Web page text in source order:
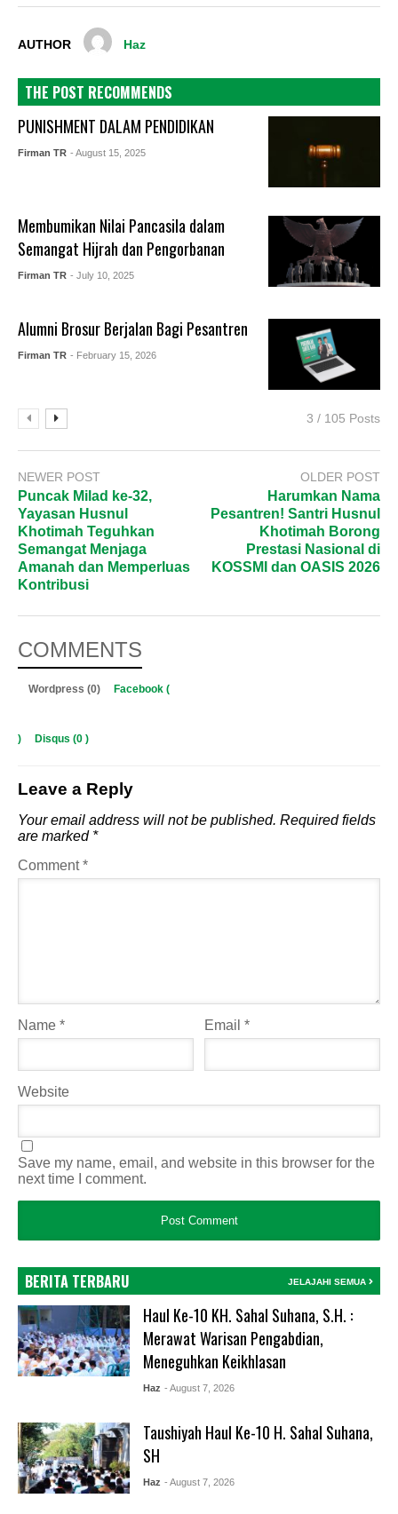
AUTHOR Haz
THE POST RECOMMENDS
PUNISHMENT DALAM PENDIDIKAN
Firman TR - August 15, 2025
Membumikan Nilai Pancasila dalam
Semangat Hijrah dan Pengorbanan
Firman TR - July 10, 2025
Alumni Brosur Berjalan Bagi Pesantren
Firman TR - February 15, 2026
3 / 105 Posts
NEWER POST
Puncak Milad ke-32,
Yayasan Husnul
Khotimah Teguhkan
Semangat Menjaga
Amanah dan Memperluas
Kontribusi
OLDER POST
Harumkan Nama
Pesantren! Santri Husnul
Khotimah Borong
Prestasi Nasional di
KOSSMI dan OASIS 2026
COMMENTS
Wordpress (0) Facebook (
) Disqus (0 )
Leave a Reply
Your email address will not be published. Required fields
are marked *
Comment*
Name * Email*
Website
Save my name, email, and website in this browser for the
next time I comment.
BERITA TERBARU JELAJAHI SEMUA
Haul Ke-10 KH. Sahal Suhana, S.H. :
Merawat Warisan Pengabdian,
Meneguhkan Keikhlasan
Haz - August 7, 2026
Taushiyah Haul Ke-10 H. Sahal Suhana,
SH
Haz - August 7, 2026